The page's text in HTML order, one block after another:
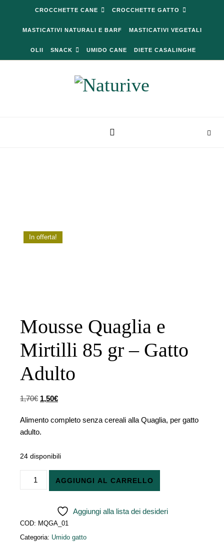
CROCCHETTE CANE CROCCHETTE GATTO
MASTICATIVI NATURALI E BARF MASTICATIVI VEGETALI
OLII SNACK UMIDO CANE DIETE CASALINGHE
In offerta!
Mousse Quaglia e
Mirtilli 85 gr – Gatto
Adulto
1,70€ Il prezzo originale era: 1,70€.
1,50€Il prezzo attuale è: 1,50€.
Alimento completo senza cereali alla Quaglia, per gatto
adulto.
24 disponibili
Mousse Quaglia e Mirtilli 85 gr - Gatto Adulto quantità
AGGIUNGI AL CARRELLO
Aggiungi alla lista dei desideri
COD: MQGA_01
Categoria: Umido gatto